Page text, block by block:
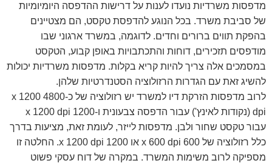
מדפסות משרדיות נועדו לענות על דרישות ההדפסה היומיומיות
של סביבת משרד. בכל הנוגע להדפסת טקסט, הם מצטיינים
בהפקת תווים ברורים וחדים. לדוגמה, במשרד ארגוני שבו
מודפסים תזכירים, דוחות והתכתבויות באופן קבוע, הטקסט
במסמכים אלה צריך להיות קריא בקלות. מדפסות משרדיות יכולות
להשיג זאת עם הגדרות הרזולוציה הסטנדרטיות שלהן.
לרוב מדפסות הזרקת דיו למשרד יש רזולוציה של כ-4800 x 1200
dpi (נקודות לאינץ') עבור הדפסה צבעונית ו-1200 x 1200 dpi
עבור טקסט שחור ולבן. מדפסות לייזר, לעומת זאת, מציעות בדרך
כלל רזולוציה של 600 x 600 dpi או 1200 x 1200 dpi. החלטה זו
מספיקה לרוב משימות המשרד. במקרה של דוח עסקי פשוט